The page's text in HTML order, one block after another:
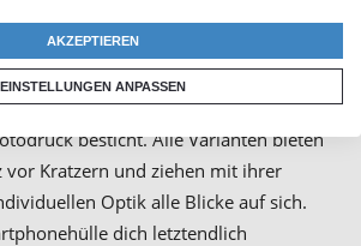
Geldscheinen und
und die sogenannte Handysocke,
Handytasche, die durch intensiven
besticht. Alle Varianten bieten
vor Kratzern und ziehen mit ihrer
Optik alle Blicke auf sich.
dich letztendlich
AKZEPTIEREN
EINSTELLUNGEN ANPASSEN